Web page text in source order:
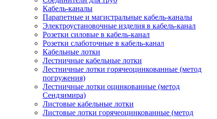
Кабель-каналы
Парапетные и магистральные кабель-каналы
Электроустановочные изделия в кабель-канал
Розетки силовые в кабель-канал
Розетки слаботочные в кабель-канал
Кабельные лотки
Лестничные кабельные лотки
Лестничные лотки горячеоцинкованные (метод
погружения)
Лестничные лотки оцинкованные (метод
Сендзимира)
Листовые кабельные лотки
Листовые лотки горячеоцинкованные (метод